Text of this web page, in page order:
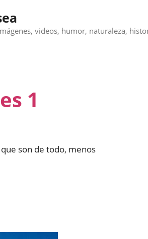
videos, humor, naturaleza,
1
son de todo, menos